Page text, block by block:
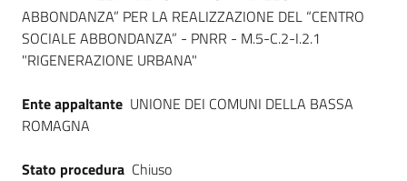
ABBONDANZA” PER LA REALIZZAZIONE DEL “CENTRO
SOCIALE ABBONDANZA” - PNRR - M.5-C.2-I.2.1
"RIGENERAZIONE URBANA"
Ente appaltante UNIONE DEI COMUNI DELLA BASSA
ROMAGNA
Stato procedura Chiuso